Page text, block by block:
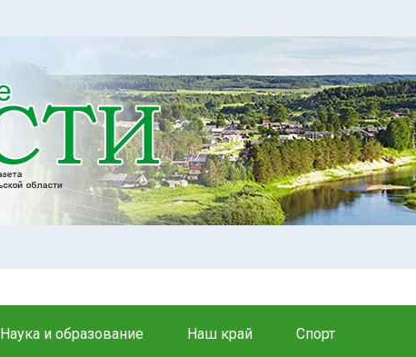
Наука и образование Наш край Спорт